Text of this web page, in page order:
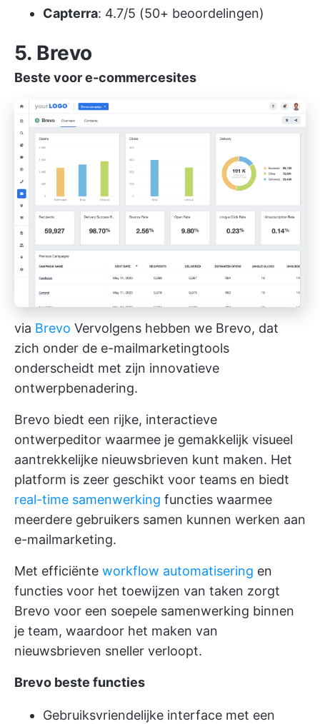
Capterra: 4.7/5 (50+ beoordelingen)
5. Brevo
Beste voor e-commercesites
via Brevo Vervolgens hebben we Brevo, dat
zich onder de e-mailmarketingtools
onderscheidt met zijn innovatieve
ontwerpbenadering.
Brevo biedt een rijke, interactieve
ontwerpeditor waarmee je gemakkelijk visueel
aantrekkelijke nieuwsbrieven kunt maken. Het
platform is zeer geschikt voor teams en biedt
real-time samenwerking functies waarmee
meerdere gebruikers samen kunnen werken aan
e-mailmarketing.
Met efficiënte workflow automatisering en
functies voor het toewijzen van taken zorgt
Brevo voor een soepele samenwerking binnen
je team, waardoor het maken van
nieuwsbrieven sneller verloopt.
Brevo beste functies
Gebruiksvriendelijke interface met een